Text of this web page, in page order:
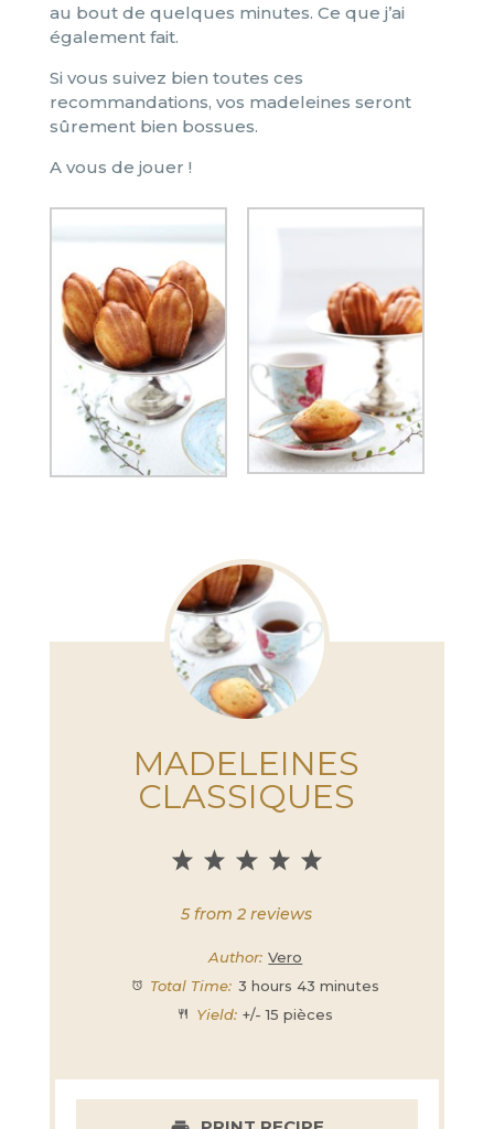
au bout de quelques minutes. Ce que j’ai
également fait.
Si vous suivez bien toutes ces
recommandations, vos madeleines seront
sûrement bien bossues.
A vous de jouer !
MADELEINES
CLASSIQUES
5
4
3
2
1
5from2 reviews
Author: Vero
Total Time: 3 hours 43 minutes
Yield: +/- 15 pièces